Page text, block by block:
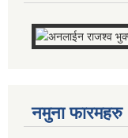
नमुना फारमहरु